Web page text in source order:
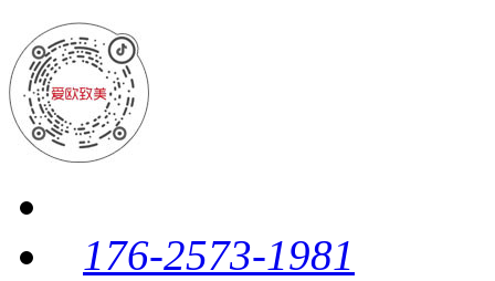
176-2573-1981